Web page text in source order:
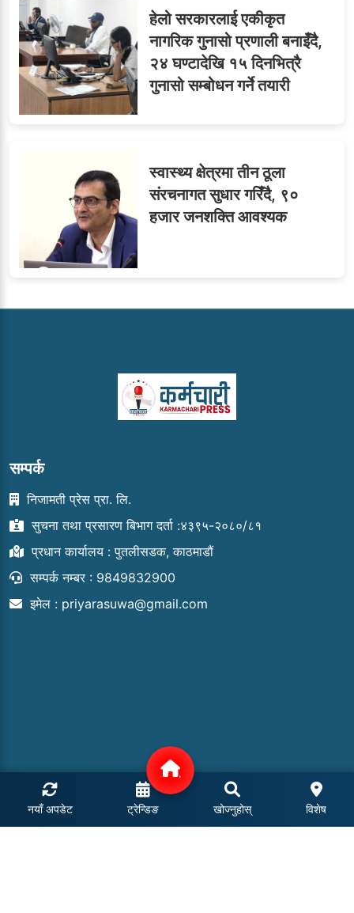
हेलो सरकारलाई एकीकृत
नागरिक गुनासो प्रणाली बनाइँदै,
२४ घण्टादेखि १५ दिनभित्रै
गुनासो सम्बोधन गर्ने तयारी
स्वास्थ्य क्षेत्रमा तीन ठूला
संरचनागत सुधार गरिँदै, ९०
हजार जनशक्ति आवश्यक
सम्पर्क
निजामती प्रेस प्रा. लि.
सुचना तथा प्रसारण बिभाग दर्ता :४३९५-२०८०/८१
प्रधान कार्यालय : पुतलीसडक, काठमाडौं
सम्पर्क नम्बर : 9849832900
इमेल : priyarasuwa@gmail.com
नयाँ अपडेट ट्रेन्डिङ खोज्नुहोस् विशेष